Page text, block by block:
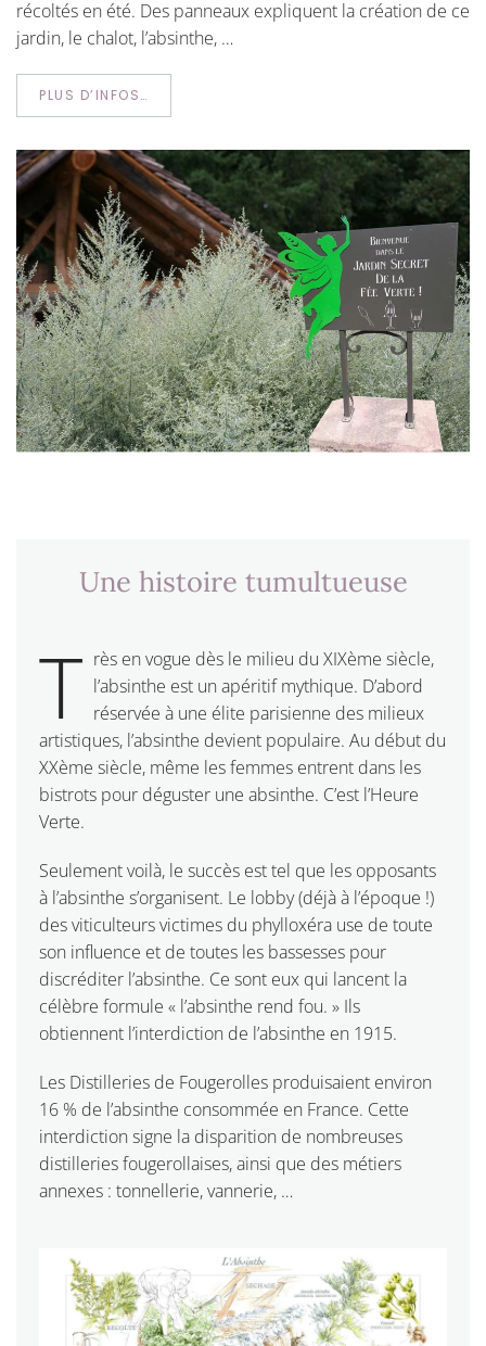
récoltés en été. Des panneaux expliquent la création de ce
jardin, le chalot, l’absinthe, …
PLUS D’INFOS…
Une histoire tumultueuse
T rès en vogue dès le milieu du XIXème siècle,
l’absinthe est un apéritif mythique. D’abord
réservée à une élite parisienne des milieux
artistiques, l’absinthe devient populaire. Au début du
XXème siècle, même les femmes entrent dans les
bistrots pour déguster une absinthe. C’est l’Heure
Verte.
Seulement voilà, le succès est tel que les opposants
à l’absinthe s’organisent. Le lobby (déjà à l’époque !)
des viticulteurs victimes du phylloxéra use de toute
son influence et de toutes les bassesses pour
discréditer l’absinthe. Ce sont eux qui lancent la
célèbre formule « l’absinthe rend fou. » Ils
obtiennent l’interdiction de l’absinthe en 1915.
Les Distilleries de Fougerolles produisaient environ
16 % de l’absinthe consommée en France. Cette
interdiction signe la disparition de nombreuses
distilleries fougerollaises, ainsi que des métiers
annexes : tonnellerie, vannerie, …